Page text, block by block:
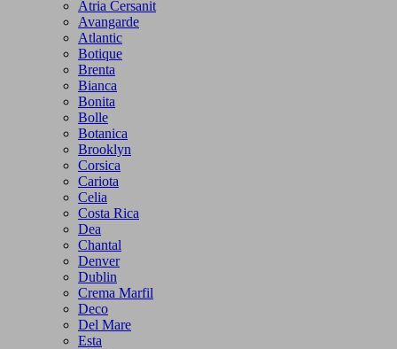
Atria Cersanit
Avangarde
Atlantic
Botique
Brenta
Bianca
Bonita
Bolle
Botanica
Brooklyn
Corsica
Cariota
Celia
Costa Rica
Dea
Chantal
Denver
Dublin
Crema Marfil
Deco
Del Mare
Esta